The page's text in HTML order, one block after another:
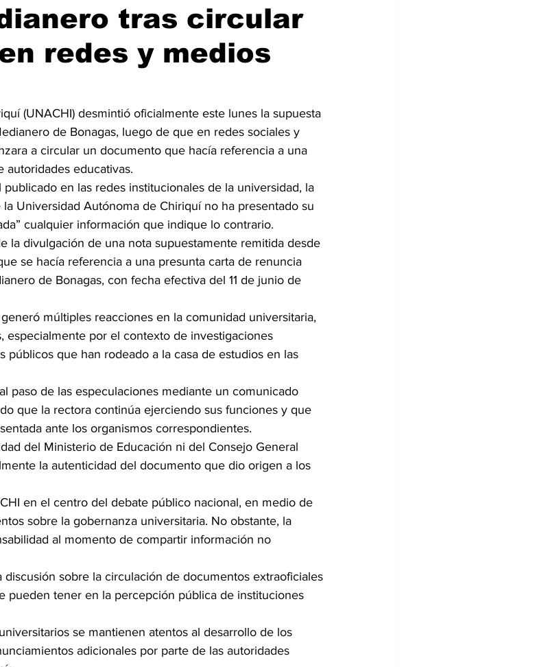
tras circular
redes y medios
(UNACHI) desmintió oficialmente este lunes la supuesta
de Bonagas, luego de que en redes sociales y
a circular un documento que hacía referencia a una
autoridades educativas.
en las redes institucionales de la universidad, la
Universidad Autónoma de Chiriquí no ha presentado su
cualquier información que indique lo contrario.
la divulgación de una nota supuestamente remitida desde
se hacía referencia a una presunta carta de renuncia
de Bonagas, con fecha efectiva del 11 de junio de
múltiples reacciones en la comunidad universitaria,
especialmente por el contexto de investigaciones
públicos que han rodeado a la casa de estudios en las
paso de las especulaciones mediante un comunicado
que la rectora continúa ejerciendo sus funciones y que
ante los organismos correspondientes.
del Ministerio de Educación ni del Consejo General
la autenticidad del documento que dio origen a los
en el centro del debate público nacional, en medio de
sobre la gobernanza universitaria. No obstante, la
al momento de compartir información no
discusión sobre la circulación de documentos extraoficiales
pueden tener en la percepción pública de instituciones
se mantienen atentos al desarrollo de los
adicionales por parte de las autoridades